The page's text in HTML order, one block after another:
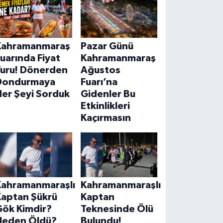
Fiyat
Dönerden
Şeyi Sorduk
Pazar Günü
Kahramanmaraş
Ağustos
Fuarı’na
Gidenler Bu
Etkinlikleri
Kaçırmasın
Şükrü
Kimdir?
Kahramanmaraşlı
Kaptan
Teknesinde Ölü